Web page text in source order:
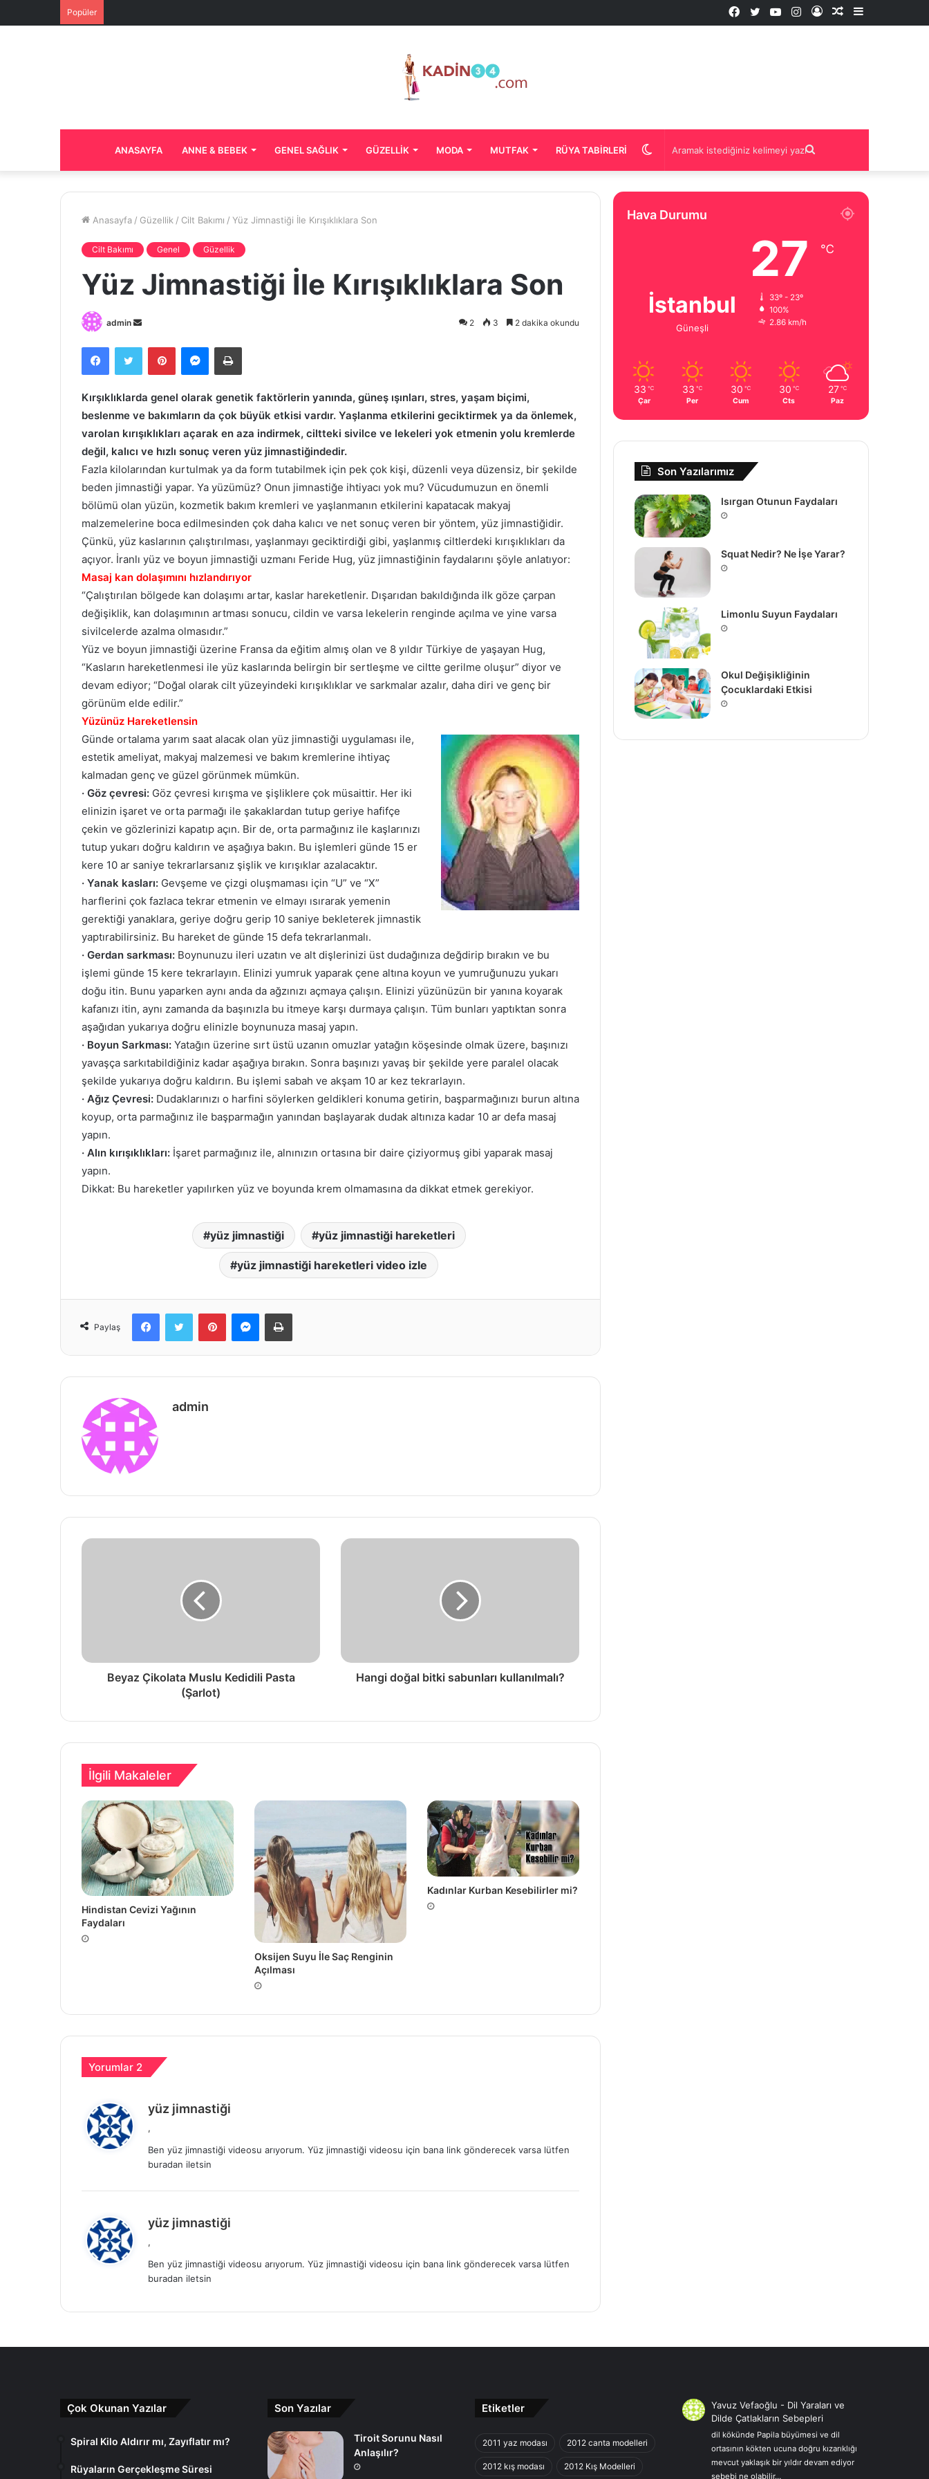
Popüler
Kenar
Rastgele
Kayıt
Instagram
YouTube
Twitter
Facebook
ANASAYFA ANNE & BEBEK GENEL SAĞLIK GÜZELLIK MODA MUTFAK RÜYA TABIRLERI Aramak
istediğiniz
görünümü
Anasayfa / Güzellik / Cilt Bakımı / Yüz Jimnastiği İle Kırışıklıklara Son
Cilt Bakımı Genel Güzellik
Yüz Jimnastiği İle Kırışıklıklara Son
admin
Bir
posta
göndermek
2 3 2 dakika okundu
FacebookTwitter PinterestMessenger
Print
Kırşıklıklarda genel olarak genetik faktörlerin yanında, güneş ışınları, stres, yaşam biçimi,
beslenme ve bakımların da çok büyük etkisi vardır. Yaşlanma etkilerini geciktirmek ya da önlemek,
varolan kırışıklıkları açarak en aza indirmek, ciltteki sivilce ve lekeleri yok etmenin yolu kremlerde
değil, kalıcı ve hızlı sonuç veren yüz jimnastiğindedir.
Fazla kilolarından kurtulmak ya da form tutabilmek için pek çok kişi, düzenli veya düzensiz, bir şekilde
beden jimnastiği yapar. Ya yüzümüz? Onun jimnastiğe ihtiyacı yok mu? Vücudumuzun en önemli
bölümü olan yüzün, kozmetik bakım kremleri ve yaşlanmanın etkilerini kapatacak makyaj
malzemelerine boca edilmesinden çok daha kalıcı ve net sonuç veren bir yöntem, yüz jimnastiğidir.
Çünkü, yüz kaslarının çalıştırılması, yaşlanmayı geciktirdiği gibi, yaşlanmış ciltlerdeki kırışıklıkları da
açıyor. İranlı yüz ve boyun jimnastiği uzmanı Feride Hug, yüz jimnastiğinin faydalarını şöyle anlatıyor:
Masaj kan dolaşımını hızlandırıyor
“Çalıştırılan bölgede kan dolaşımı artar, kaslar hareketlenir. Dışarıdan bakıldığında ilk göze çarpan
değişiklik, kan dolaşımının artması sonucu, cildin ve varsa lekelerin renginde açılma ve yine varsa
sivilcelerde azalma olmasıdır.”
Yüz ve boyun jimnastiği üzerine Fransa da eğitim almış olan ve 8 yıldır Türkiye de yaşayan Hug,
“Kasların hareketlenmesi ile yüz kaslarında belirgin bir sertleşme ve ciltte gerilme oluşur” diyor ve
devam ediyor; “Doğal olarak cilt yüzeyindeki kırışıklıklar ve sarkmalar azalır, daha diri ve genç bir
görünüm elde edilir.”
Yüzünüz Hareketlensin
Günde ortalama yarım saat alacak olan yüz jimnastiği uygulaması ile,
estetik ameliyat, makyaj malzemesi ve bakım kremlerine ihtiyaç
kalmadan genç ve güzel görünmek mümkün.
· Göz çevresi: Göz çevresi kırışma ve şişliklere çok müsaittir. Her iki
elinizin işaret ve orta parmağı ile şakaklardan tutup geriye hafifçe
çekin ve gözlerinizi kapatıp açın. Bir de, orta parmağınız ile kaşlarınızı
tutup yukarı doğru kaldırın ve aşağıya bakın. Bu işlemleri günde 15 er
kere 10 ar saniye tekrarlarsanız şişlik ve kırışıklar azalacaktır.
· Yanak kasları: Gevşeme ve çizgi oluşmaması için “U” ve “X”
harflerini çok fazlaca tekrar etmenin ve elmayı ısırarak yemenin
gerektiği yanaklara, geriye doğru gerip 10 saniye bekleterek jimnastik
yaptırabilirsiniz. Bu hareket de günde 15 defa tekrarlanmalı.
· Gerdan sarkması: Boynunuzu ileri uzatın ve alt dişlerinizi üst dudağınıza değdirip bırakın ve bu
işlemi günde 15 kere tekrarlayın. Elinizi yumruk yaparak çene altına koyun ve yumruğunuzu yukarı
doğu itin. Bunu yaparken aynı anda da ağzınızı açmaya çalışın. Elinizi yüzünüzün bir yanına koyarak
kafanızı itin, aynı zamanda da başınızla bu itmeye karşı durmaya çalışın. Tüm bunları yaptıktan sonra
aşağıdan yukarıya doğru elinizle boynunuza masaj yapın.
· Boyun Sarkması: Yatağın üzerine sırt üstü uzanın omuzlar yatağın köşesinde olmak üzere, başınızı
yavaşça sarkıtabildiğiniz kadar aşağıya bırakın. Sonra başınızı yavaş bir şekilde yere paralel olacak
şekilde yukarıya doğru kaldırın. Bu işlemi sabah ve akşam 10 ar kez tekrarlayın.
· Ağız Çevresi: Dudaklarınızı o harfini söylerken geldikleri konuma getirin, başparmağınızı burun altına
koyup, orta parmağınız ile başparmağın yanından başlayarak dudak altınıza kadar 10 ar defa masaj
yapın.
· Alın kırışıklıkları: İşaret parmağınız ile, alnınızın ortasına bir daire çiziyormuş gibi yaparak masaj
yapın.
Dikkat: Bu hareketler yapılırken yüz ve boyunda krem olmamasına da dikkat etmek gerekiyor.
yüz jimnastiği yüz jimnastiği hareketleri
yüz jimnastiği hareketleri video izle
Paylaş
FacebookTwitter PinterestMessenger
Print
admin
Beyaz Çikolata Muslu Kedidili Pasta
(Şarlot)
Hangi doğal bitki sabunları kullanılmalı?
İlgili Makaleler
Hindistan Cevizi Yağının
Faydaları
Oksijen Suyu İle Saç Renginin
Açılması
Kadınlar Kurban Kesebilirler mi?
Yorumlar 2
yüz jimnastiği
i
,
Ben yüz jimnastiği videosu arıyorum. Yüz jimnastiği videosu için bana link gönderecek varsa lütfen
buradan iletsin
yüz jimnastiği
i
:
,
Ben yüz jimnastiği videosu arıyorum. Yüz jimnastiği videosu için bana link gönderecek varsa lütfen
buradan iletsin
Hava Durumu
İstanbul
Güneşli
27 ℃
33º - 23º
100%
2.86 km/h
33 ℃
Çar
33 ℃
Per
30 ℃
Cum
30 ℃
Cts
27 ℃
Paz
Son Yazılarımız
Isırgan Otunun Faydaları
Squat Nedir? Ne İşe Yarar?
Limonlu Suyun Faydaları
Okul Değişikliğinin
Çocuklardaki Etkisi
Çok Okunan Yazılar
Spiral Kilo Aldırır mı, Zayıflatır mı?
Rüyaların Gerçekleşme Süresi
Son Yazılar
Tiroit Sorunu Nasıl
Anlaşılır?
Etiketler
2011 yaz modası 2012 canta modelleri
2012 kış modası 2012 Kış Modelleri
Yavuz Vefaoğlu - Dil Yaraları ve
Dilde Çatlakların Sebepleri
dil kökünde Papila büyümesi ve dil
ortasının kökten ucuna doğru kızarıklığı
mevcut yaklaşık bir yıldır devam ediyor
sebebi ne olabilir…